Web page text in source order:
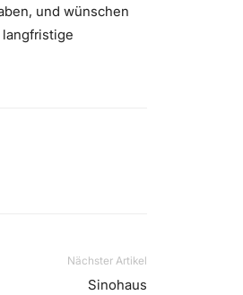
und wünschen
Nächster Artikel
Sinohaus